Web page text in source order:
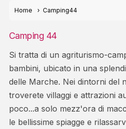
Home Camping44
Camping 44
Si tratta di un agriturismo-
bambini, ubicato in una
delle Marche. Nei dintorni del
troverete villaggi e attrazioni
poco...a solo mezz'ora di
le bellissime spiagge e